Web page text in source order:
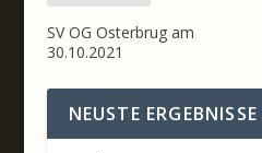
SV OG Osterbrug am
30.10.2021
NEUSTE ERGEBNISSE